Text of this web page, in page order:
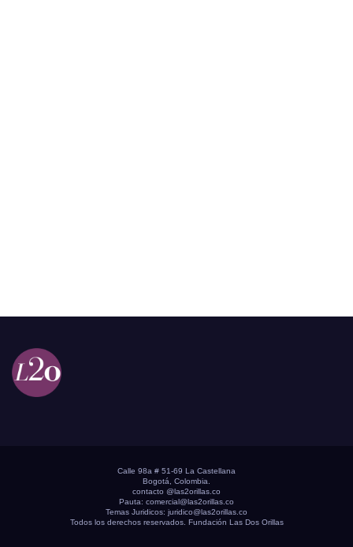
Calle 98a # 51-69 La Castellana
Bogotá, Colombia.
contacto @las2orillas.co
Pauta: comercial@las2orillas.co
Temas Juridicos: juridico@las2orillas.co
Todos los derechos reservados. Fundación Las Dos Orillas